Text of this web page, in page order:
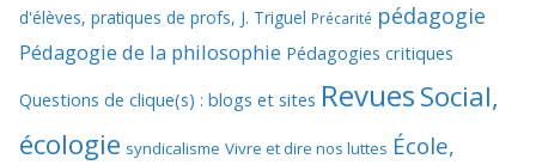
d'élèves, pratiques de profs, J. Triguel Précarité pédagogie
Pédagogie de la philosophie Pédagogies critiques
Questions de clique(s) : blogs et sites RevuesSocial,
écologie syndicalisme Vivre et dire nos luttes École,